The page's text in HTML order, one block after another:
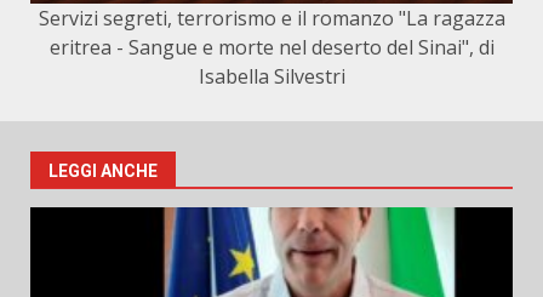
Servizi segreti, terrorismo e il romanzo "La ragazza
eritrea - Sangue e morte nel deserto del Sinai", di
Isabella Silvestri
LEGGI ANCHE